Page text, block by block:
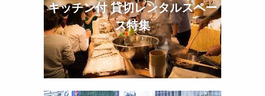
キッチン付 貸切レンタルスペー
ス特集